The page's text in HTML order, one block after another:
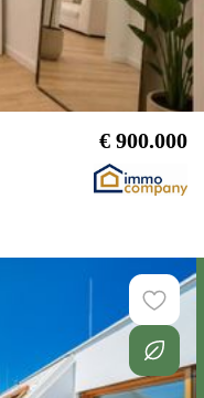
€ 900.000